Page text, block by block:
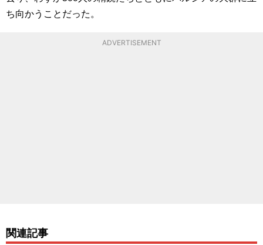
ち向かうことだった。
ADVERTISEMENT
関連記事